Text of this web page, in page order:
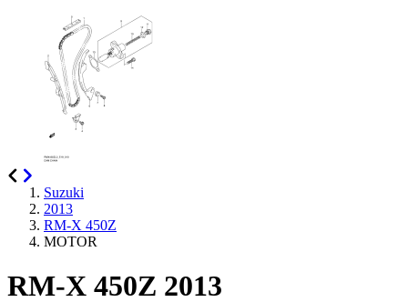
Suzuki
2013
RM-X 450Z
MOTOR
RM-X 450Z 2013